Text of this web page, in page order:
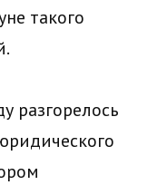
такого
разгорелось